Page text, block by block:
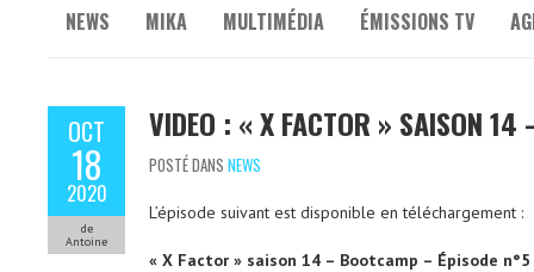
NEWS MIKA MULTIMÉDIA ÉMISSIONS TV
OCT
18
2020
de
Antoine
VIDEO : « X FACTOR » SAISON
POSTÉ DANS NEWS
L’épisode suivant est disponible en téléchargement :
« X Factor » saison 14 – Bootcamp – Épisode